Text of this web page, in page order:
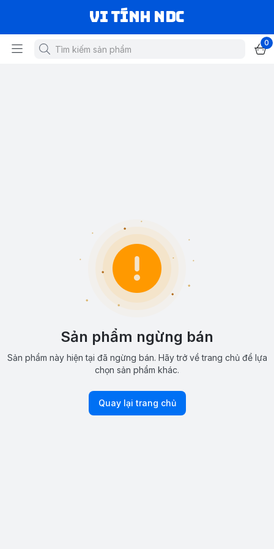
VI TÍNH NDC
0
Sản phẩm ngừng bán
Sản phẩm này hiện tại đã ngừng bán. Hãy trở về trang chủ để lựa
chọn sản phẩm khác.
Quay lại trang chủ